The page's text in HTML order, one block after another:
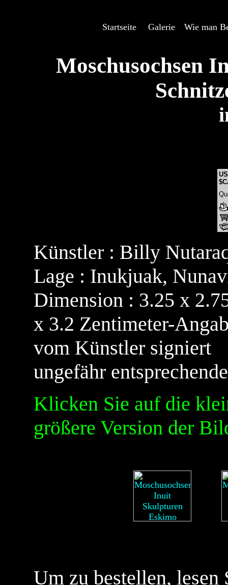
Startseite--- Galerie--- Wie man
Moschusochsen
Künstler : Billy
Lage : Inukjuak,
Dimension : 3.25 x
x 3.2 Zentimeter-
vom Künstler signiert
ungefähr
Klicken Sie auf die
größere Version der
Um zu bestellen, lesen